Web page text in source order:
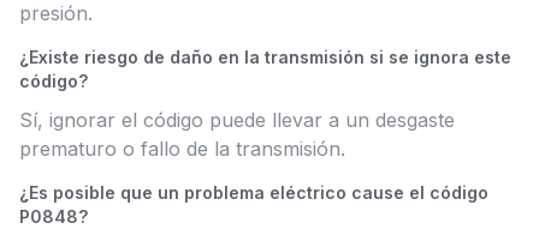
presión.
¿Existe riesgo de daño en la transmisión si se ignora este
código?
Sí, ignorar el código puede llevar a un desgaste
prematuro o fallo de la transmisión.
¿Es posible que un problema eléctrico cause el código
P0848?